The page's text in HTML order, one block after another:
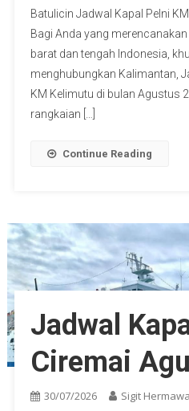
Batulicin Jadwal Kapal Pelni
Bagi Anda yang
barat dan tengah Indonesia,
menghubungkan Kalimantan,
KM Kelimutu di bulan Agustus
rangkaian […]
Continue Reading
Jadwal
Ciremai
30/07/2026 Sigit